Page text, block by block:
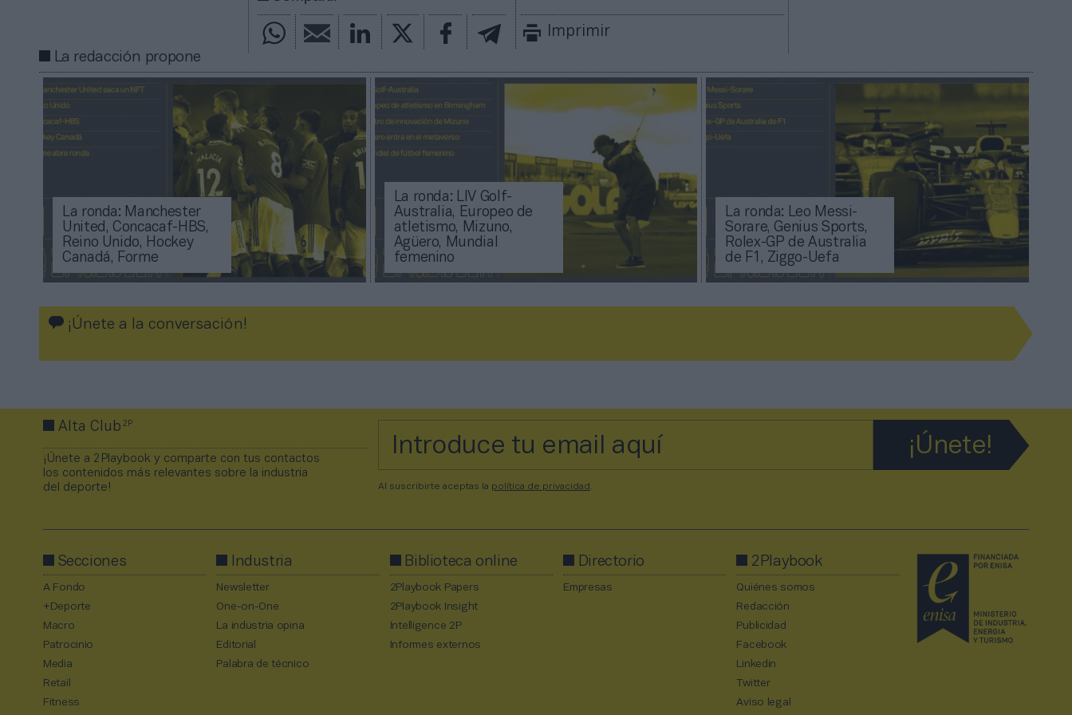
Imprimir
La redacción propone
La ronda: Manchester
United, Concacaf-HBS,
Reino Unido, Hockey
Canadá, Forme
La ronda: LIV Golf-
Australia, Europeo de
atletismo, Mizuno,
Agüero, Mundial
femenino
La ronda: Leo Messi-
Sorare, Genius Sports,
Rolex-GP de Australia
de F1, Ziggo-Uefa
¡Únete a la conversación!
Alta Club2P
¡Únete a 2Playbook y comparte con tus contactos
los contenidos más relevantes sobre la industria
del deporte!
Al suscribirte aceptas la política de privacidad
Secciones
A Fondo
+Deporte
Macro
Patrocinio
Media
Retail
Fitness
Industria
Newsletter
One-on-One
La industria opina
Editorial
Palabra de técnico
Biblioteca online
2Playbook Papers
2Playbook Insight
Intelligence 2P
Informes externos
Directorio
Empresas
2Playbook
Quiénes somos
Redacción
Publicidad
Facebook
Linkedin
Twitter
Aviso legal